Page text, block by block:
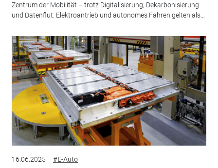
Zentrum der Mobilität – trotz Digitalisierung, Dekarbonisierung
und Datenflut. Elektroantrieb und autonomes Fahren gelten als...
16.06.2025 #E-Auto